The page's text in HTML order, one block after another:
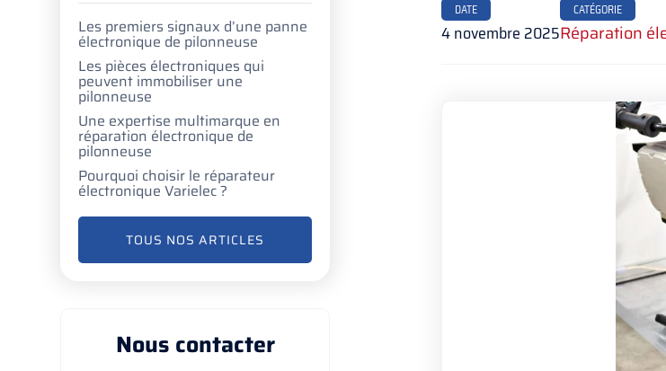
Les premiers signaux d’une panne
électronique de pilonneuse
Les pièces électroniques qui
peuvent immobiliser une
pilonneuse
Une expertise multimarque en
réparation électronique de
pilonneuse
Pourquoi choisir le réparateur
électronique Varielec ?
TOUS NOS ARTICLES
Nous contacter
DATE
4 novembre 2025
CATÉGORIE
Réparation